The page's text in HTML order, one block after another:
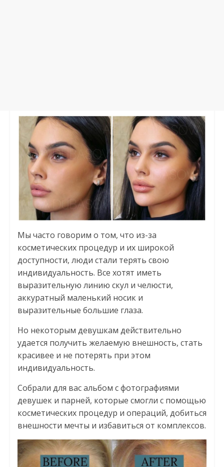
Мы часто говорим о том, что из-за
косметических процедур и их широкой
доступности, люди стали терять свою
индивидуальность. Все хотят иметь
выразительную линию скул и челюсти,
аккуратный маленький носик и
выразительные большие глаза.
Но некоторым девушкам действительно
удается получить желаемую внешность, стать
красивее и не потерять при этом
индивидуальность.
Собрали для вас альбом с фотографиями
девушек и парней, которые смогли с помощью
косметических процедур и операций, добиться
внешности мечты и избавиться от комплексов.